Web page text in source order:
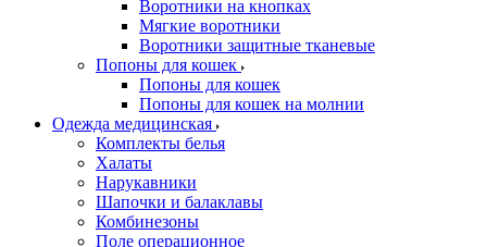
Воротники на кнопках
Мягкие воротники
Воротники защитные тканевые
Попоны для кошек
Попоны для кошек
Попоны для кошек на молнии
Одежда медицинская
Комплекты белья
Халаты
Нарукавники
Шапочки и балаклавы
Комбинезоны
Поле операционное